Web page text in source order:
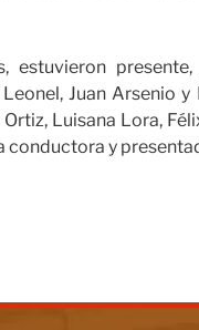
estuvieron
Juan Arsenio
Luisana Lora,
conductora y